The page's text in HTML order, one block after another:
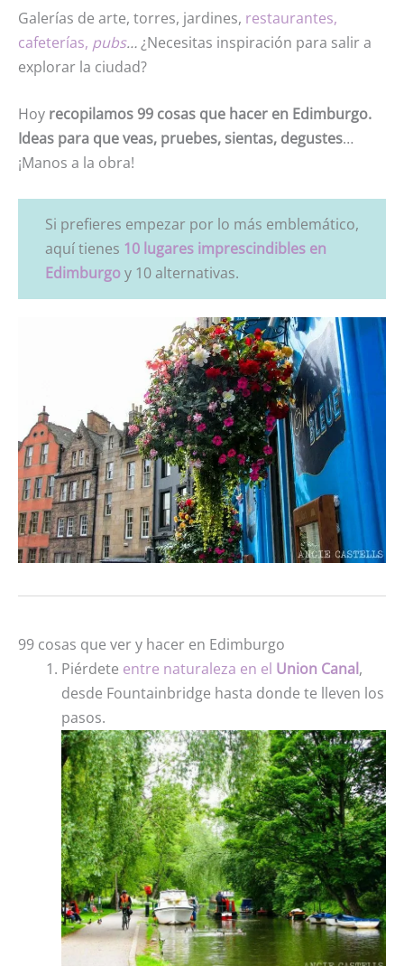
Galerías de arte, torres, jardines, restaurantes,
cafeterías, pubs…¿Necesitas inspiración para salir a
explorar la ciudad?
Hoy recopilamos 99 cosas que hacer en Edimburgo.
Ideas para que veas, pruebes, sientas, degustes…
¡Manos a la obra!
Si prefieres empezar por lo más emblemático,
aquí tienes 10 lugares imprescindibles en
Edimburgoy 10 alternativas.
99 cosas que ver y hacer en Edimburgo
Piérdete entre naturaleza en el Union Canal,
desde Fountainbridge hasta donde te lleven los
pasos.